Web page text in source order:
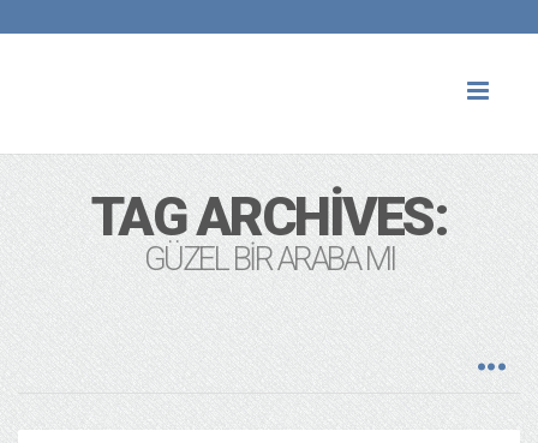
TAG ARCHIVES:
GÜZEL BIR ARABA MI